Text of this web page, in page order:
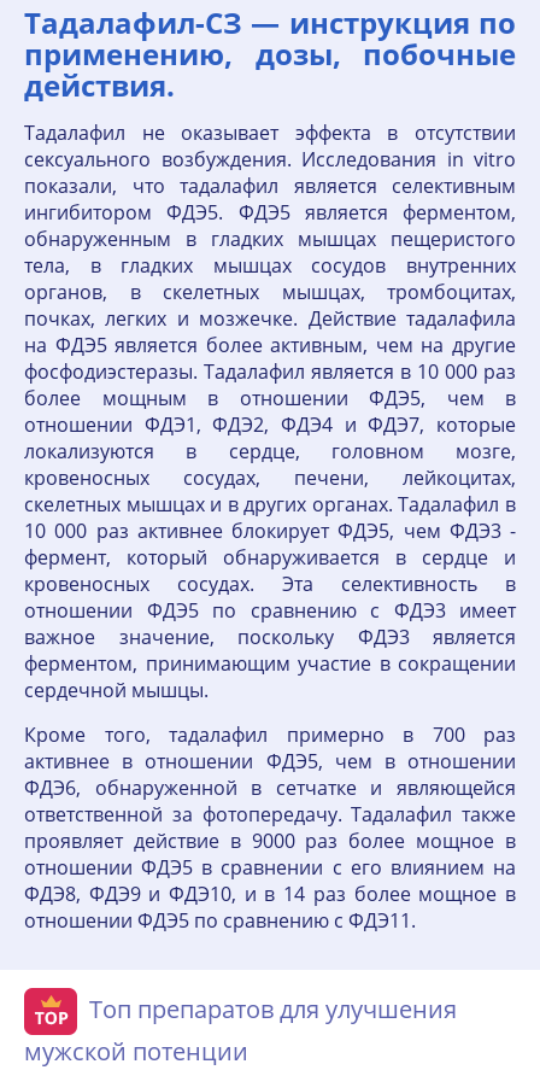
Тадалафил-СЗ — инструкция по
применению, дозы, побочные
действия.
Тадалафил не оказывает эффекта в отсутствии
сексуального возбуждения. Исследования in vitro
показали, что тадалафил является селективным
ингибитором ФДЭ5. ФДЭ5 является ферментом,
обнаруженным в гладких мышцах пещеристого
тела, в гладких мышцах сосудов внутренних
органов, в скелетных мышцах, тромбоцитах,
почках, легких и мозжечке. Действие тадалафила
на ФДЭ5 является более активным, чем на другие
фосфодиэстеразы. Тадалафил является в 10 000 раз
более мощным в отношении ФДЭ5, чем в
отношении ФДЭ1, ФДЭ2, ФДЭ4 и ФДЭ7, которые
локализуются в сердце, головном мозге,
кровеносных сосудах, печени, лейкоцитах,
скелетных мышцах и в других органах. Тадалафил в
10 000 раз активнее блокирует ФДЭ5, чем ФДЭ3 -
фермент, который обнаруживается в сердце и
кровеносных сосудах. Эта селективность в
отношении ФДЭ5 по сравнению с ФДЭ3 имеет
важное значение, поскольку ФДЭ3 является
ферментом, принимающим участие в сокращении
сердечной мышцы.
Кроме того, тадалафил примерно в 700 раз
активнее в отношении ФДЭ5, чем в отношении
ФДЭ6, обнаруженной в сетчатке и являющейся
ответственной за фотопередачу. Тадалафил также
проявляет действие в 9000 раз более мощное в
отношении ФДЭ5 в сравнении с его влиянием на
ФДЭ8, ФДЭ9 и ФДЭ10, и в 14 раз более мощное в
отношении ФДЭ5 по сравнению с ФДЭ11.
Топ препаратов для улучшения
мужской потенции